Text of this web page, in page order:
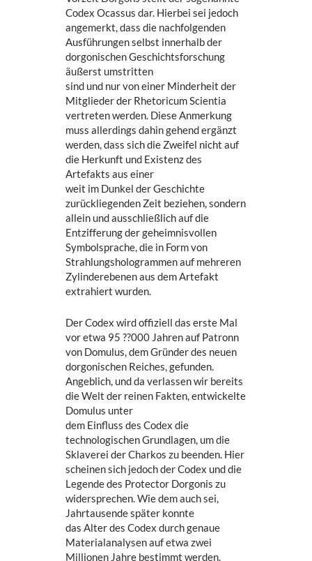
Codex Ocassus dar. Hierbei sei jedoch
angemerkt, dass die nachfolgenden
Ausführungen selbst innerhalb der
dorgonischen Geschichtsforschung
äußerst umstritten
sind und nur von einer Minderheit der
Mitglieder der Rhetoricum Scientia
vertreten werden. Diese Anmerkung
muss allerdings dahin gehend ergänzt
werden, dass sich die Zweifel nicht auf
die Herkunft und Existenz des
Artefakts aus einer
weit im Dunkel der Geschichte
zurückliegenden Zeit beziehen, sondern
allein und ausschließlich auf die
Entzifferung der geheimnisvollen
Symbolsprache, die in Form von
Strahlungshologrammen auf mehreren
Zylinderebenen aus dem Artefakt
extrahiert wurden.
Der Codex wird offiziell das erste Mal
vor etwa 95 ??000 Jahren auf Patronn
von Domulus, dem Gründer des neuen
dorgonischen Reiches, gefunden.
Angeblich, und da verlassen wir bereits
die Welt der reinen Fakten, entwickelte
Domulus unter
dem Einfluss des Codex die
technologischen Grundlagen, um die
Sklaverei der Charkos zu beenden. Hier
scheinen sich jedoch der Codex und die
Legende des Protector Dorgonis zu
widersprechen. Wie dem auch sei,
Jahrtausende später konnte
das Alter des Codex durch genaue
Materialanalysen auf etwa zwei
Millionen Jahre bestimmt werden.